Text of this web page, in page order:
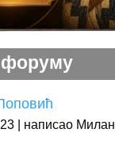
форуму
написао Милан